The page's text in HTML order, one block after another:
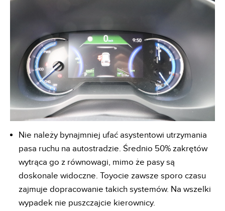
Nie należy bynajmniej ufać asystentowi utrzymania
pasa ruchu na autostradzie. Średnio 50% zakrętów
wytrąca go z równowagi, mimo że pasy są
doskonale widoczne. Toyocie zawsze sporo czasu
zajmuje dopracowanie takich systemów. Na wszelki
wypadek nie puszczajcie kierownicy.